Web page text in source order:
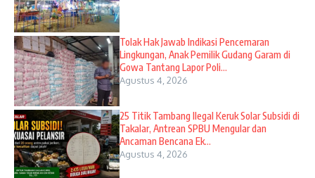
Tolak Hak Jawab Indikasi Pencemaran
Lingkungan, Anak Pemilik Gudang Garam di
Gowa Tantang Lapor Poli...
Agustus 4, 2026
25 Titik Tambang Ilegal Keruk Solar Subsidi di
Takalar, Antrean SPBU Mengular dan
Ancaman Bencana Ek...
Agustus 4, 2026